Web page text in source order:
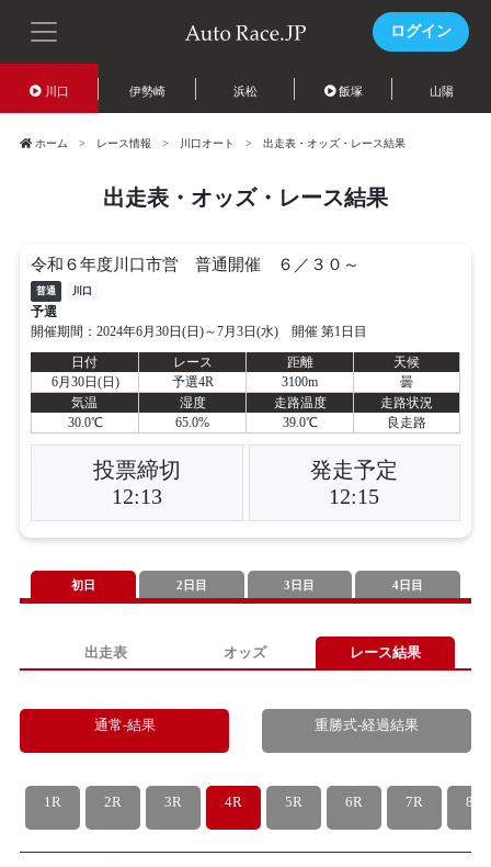
ログイン
川口 伊勢崎 浜松 飯塚 山陽
ホーム レース情報 川口オート 出走表・オッズ・レース結果
出走表・オッズ・レース結果
令和６年度川口市営 普通開催 ６／３０～
普通 川口
予選
開催期間：2024年6月30日(日)～7月3日(水) 開催 第1日目
日付
レース 距離
天候
6月30日(日)
予選4R 3100m
曇
気温
湿度 走路温度
走路状況
30.0℃
65.0% 39.0℃ 良走路
投票締切
12:13
発走予定
12:15
初日 2日目 3日目 4日目
出走表 オッズ レース結果
通常-結果 重勝式-経過結果
1R 2R 3R 4R 5R 6R 7R 8R